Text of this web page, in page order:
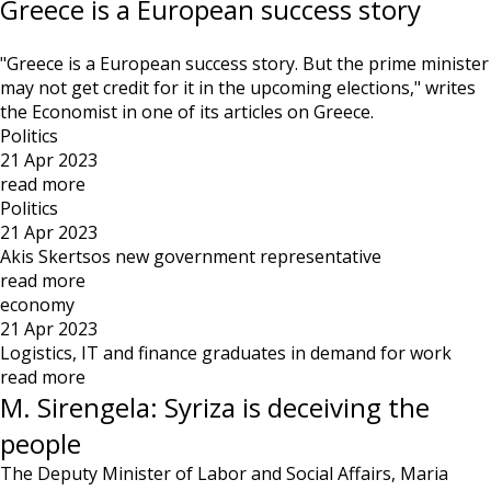
Greece is a European success story
"Greece is a European success story. But the prime minister
may not get credit for it in the upcoming elections," writes
the Economist in one of its articles on Greece.
Politics
21 Apr 2023
read more
Politics
21 Apr 2023
Akis Skertsos new government representative
read more
economy
21 Apr 2023
Logistics, IT and finance graduates in demand for work
read more
M. Sirengela: Syriza is deceiving the
people
The Deputy Minister of Labor and Social Affairs, Maria